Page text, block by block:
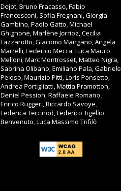
Dojot, Bruno Fracasso, Fabio
Francesconi, Sofia Fregnani, Giorgia
Gambino, Paolo Gatto, Michael
Ghignone, Marlène Jorrioz, Cecilia
Lazzarotto, Giacomo Mangano, Angela
Marrelli, Federico Mecca, Luca Mauro
Melloni, Marc Montrosset, Matteo Nigra,
Sabrina Olibano, Emiliano Pala, Gabriele
Peloso, Maurizio Pitti, Loris Ponsetto,
Andrea Portigliatti, Mattia Pramotton,
Deniel Pession, Raffaele Romano,
Enrico Ruggeri, Riccardo Savoye,
Federica Tercinod, Federico Tigellio
Benvenuto, Luca Massimo Trifilò